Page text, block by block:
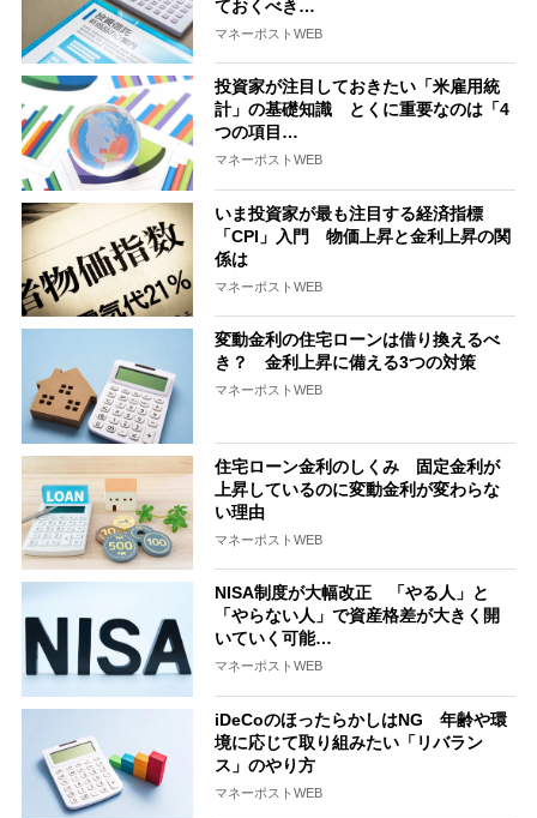
ておくべき…
マネーポストWEB
投資家が注目しておきたい「米雇用統
計」の基礎知識 とくに重要なのは「4
つの項目…
マネーポストWEB
いま投資家が最も注目する経済指標
「CPI」入門 物価上昇と金利上昇の関
係は
マネーポストWEB
変動金利の住宅ローンは借り換えるべ
き？ 金利上昇に備える3つの対策
マネーポストWEB
住宅ローン金利のしくみ 固定金利が
上昇しているのに変動金利が変わらな
い理由
マネーポストWEB
NISA制度が大幅改正 「やる人」と
「やらない人」で資産格差が大きく開
いていく可能…
マネーポストWEB
iDeCoのほったらかしはNG 年齢や環
境に応じて取り組みたい「リバラン
ス」のやり方
マネーポストWEB